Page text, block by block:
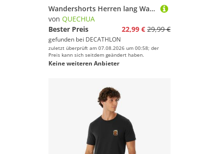
Wandershorts Herren lang Wandern - MH500 schwarz
von QUECHUA
Bester Preis
22,99 € 29,99 €
gefunden bei DECATHLON
zuletzt überprüft am 07.08.2026 um 00:58; der
Preis kann sich seitdem geändert haben.
Keine weiteren Anbieter